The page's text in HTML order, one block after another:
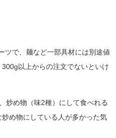
ツで、麺など一部具材には別途値
以上からの注文でないといけ
炒め物（味2種）にして食べれる
め物にしている人が多かった気